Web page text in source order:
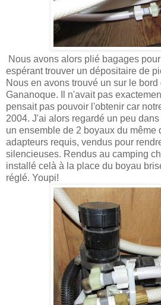
Nous avons alors plié bagages
espérant trouver un dépositaire de
Nous en avons trouvé un sur le bord
Gananoque. Il n'avait pas
pensait pas pouvoir l'obtenir car
2004. J'ai alors regardé un peu
un ensemble de 2 boyaux du même
adapteurs requis, vendus pour
silencieuses. Rendus au camping
installé celà à la place du boyau
réglé. Youpi!